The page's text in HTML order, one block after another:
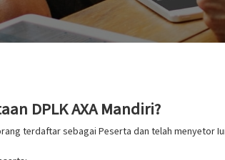
DPLK AXA Mandiri?
terdaftar sebagai Peserta dan telah menyetor